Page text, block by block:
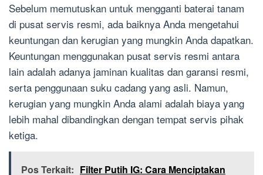
Sebelum memutuskan untuk mengganti baterai tanam
di pusat servis resmi, ada baiknya Anda mengetahui
keuntungan dan kerugian yang mungkin Anda dapatkan.
Keuntungan menggunakan pusat servis resmi antara
lain adalah adanya jaminan kualitas dan garansi resmi,
serta penggunaan suku cadang yang asli. Namun,
kerugian yang mungkin Anda alami adalah biaya yang
lebih mahal dibandingkan dengan tempat servis pihak
ketiga.
Pos Terkait: Filter Putih IG: Cara Menciptakan